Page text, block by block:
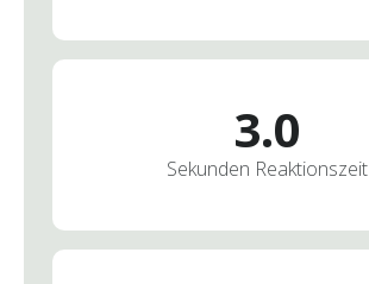
3.0
Sekunden Reaktionszeit